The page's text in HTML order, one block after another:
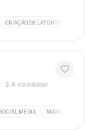
CRIAÇÃO DE LAYOUTS
A combinar·
SOCIAL MEDIA MARKETING